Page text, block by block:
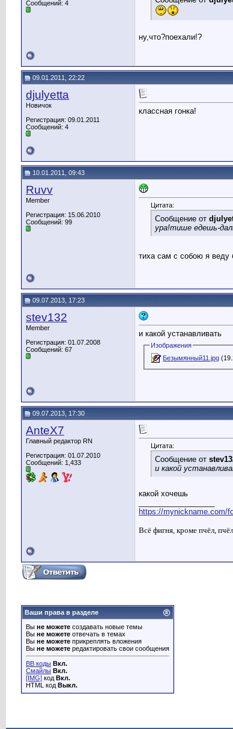
Сообщений: 4
ну,что?поехали!?
09.01.2011, 22:22
djulyetta
Новичок
Регистрация: 09.01.2011
Сообщений: 4
классная гонка!
10.01.2011, 09:43
Ruvv
Member
Регистрация: 15.06.2010
Сообщений: 99
Цитата:
Сообщение от
ура!тише едешь-
тиха сам с собою я веду
09.07.2013, 17:23
stev132
Member
Регистрация: 01.07.2008
Сообщений: 67
и какой устанавливать
Изображения
Безымянный11.jpg
09.07.2013, 17:30
AnteX7
Главный редактор RN
Регистрация: 01.07.2010
Сообщений: 1,433
Цитата:
Сообщение от
и какой
какой хочешь
https://mynickname.com/
Всё фигня, кроме пчёл,
Ваши права в разделе
Вы не можете создавать новые темы
Вы не можете отвечать в темах
Вы не можете прикреплять вложения
Вы не можете редактировать свои сообщения
BB коды Вкл.
Смайлы Вкл.
[IMG] код Вкл.
HTML код Выкл.